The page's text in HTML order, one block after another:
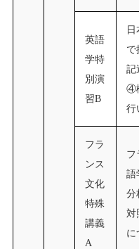
英語
学特
別演
習B
で
記
④
行
フラ
ンス
文化
特殊
講義
A
フ
語
分
対
に